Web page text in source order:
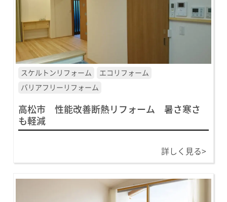
スケルトンリフォーム エコリフォーム
バリアフリーリフォーム
高松市 性能改善断熱リフォーム 暑さ寒さ
も軽減
詳しく見る>